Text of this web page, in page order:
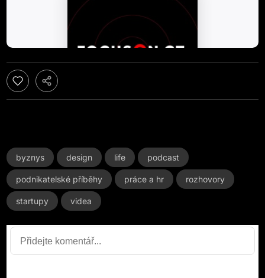
byznys design life podcast
podnikatelské příběhy práce a hr rozhovory
startupy videa